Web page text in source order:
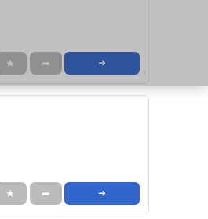
★ ➦ ➜
★ ➦ ➜